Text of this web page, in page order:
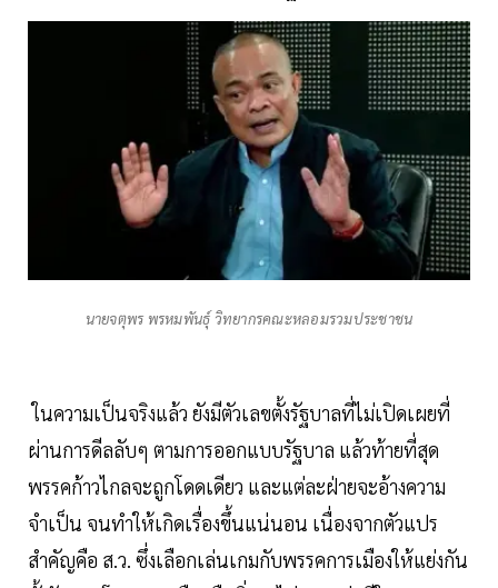
นายจตุพร พรหมพันธุ์ วิทยากรคณะหลอมรวมประชาชน
ในความเป็นจริงแล้ว ยังมีตัวเลขตั้งรัฐบาลที่ไม่เปิดเผยที่
ผ่านการดีลลับๆ ตามการออกแบบรัฐบาล แล้วท้ายที่สุด
พรรคก้าวไกลจะถูกโดดเดียว และแต่ละฝ่ายจะอ้างความ
จำเป็น จนทำให้เกิดเรื่องขึ้นแน่นอน เนื่องจากตัวแปร
สำคัญคือ ส.ว. ซึ่งเลือกเล่นเกมกับพรรคการเมืองให้แย่งกัน